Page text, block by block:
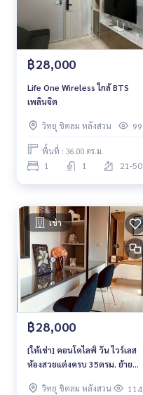
฿28,000
Life One Wireless ใกล้ BTS
เพลินจิต
วิทยุ ชิดลม หลังสวน 99
พื้นที่ : 36.00 ตร.ม.
1 1 21-50
เช่า
฿28,000
[ให้เช่า] คอนโดไลฟ์ วัน ไวร์เลส
ห้องสวยแต่งครบ 35ตรม. ย้าย
วิทยุ ชิดลม หลังสวน
114